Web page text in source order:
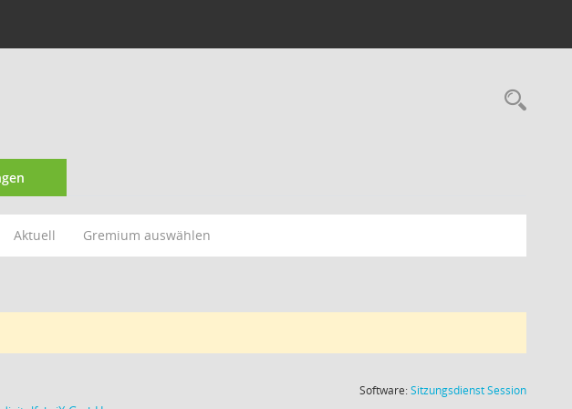
Aktuell Gremium auswählen
Software:SitzungsdienstSession(Wird in